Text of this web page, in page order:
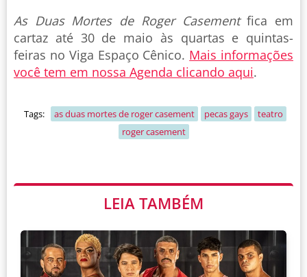
As Duas Mortes de Roger Casementfica em
cartaz até 30 de maio às quartas e quintas-
feiras no Viga Espaço Cênico. Mais informações
você tem em nossa Agenda clicando aqui.
Tags: as duas mortes de roger casement pecas gays
teatro
roger casement
LEIA TAMBÉM